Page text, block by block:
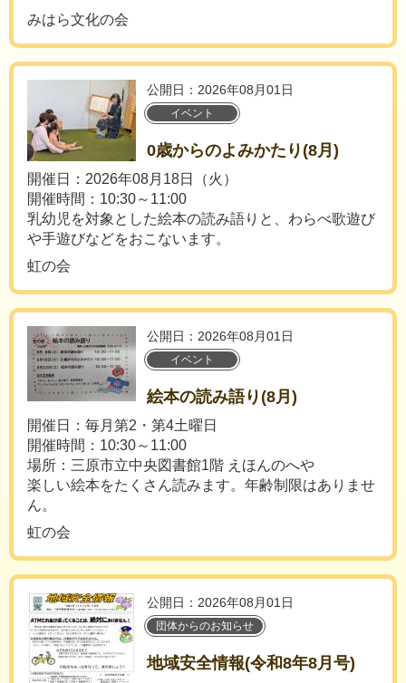
みはら文化の会
公開日：2026年08月01日
イベント
0歳からのよみかたり(8月)
開催日：2026年08月18日（火）
開催時間：10:30～11:00
乳幼児を対象とした絵本の読み語りと、わらべ歌遊び
や手遊びなどをおこないます。
虹の会
公開日：2026年08月01日
イベント
絵本の読み語り(8月)
開催日：毎月第2・第4土曜日
開催時間：10:30～11:00
場所：三原市立中央図書館1階 えほんのへや
楽しい絵本をたくさん読みます。年齢制限はありませ
ん。
虹の会
公開日：2026年08月01日
団体からのお知らせ
地域安全情報(令和8年8月号)